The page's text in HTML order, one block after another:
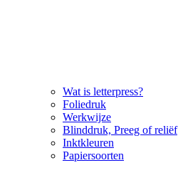
Wat is letterpress?
Foliedruk
Werkwijze
Blinddruk, Preeg of reliëf
Inktkleuren
Papiersoorten